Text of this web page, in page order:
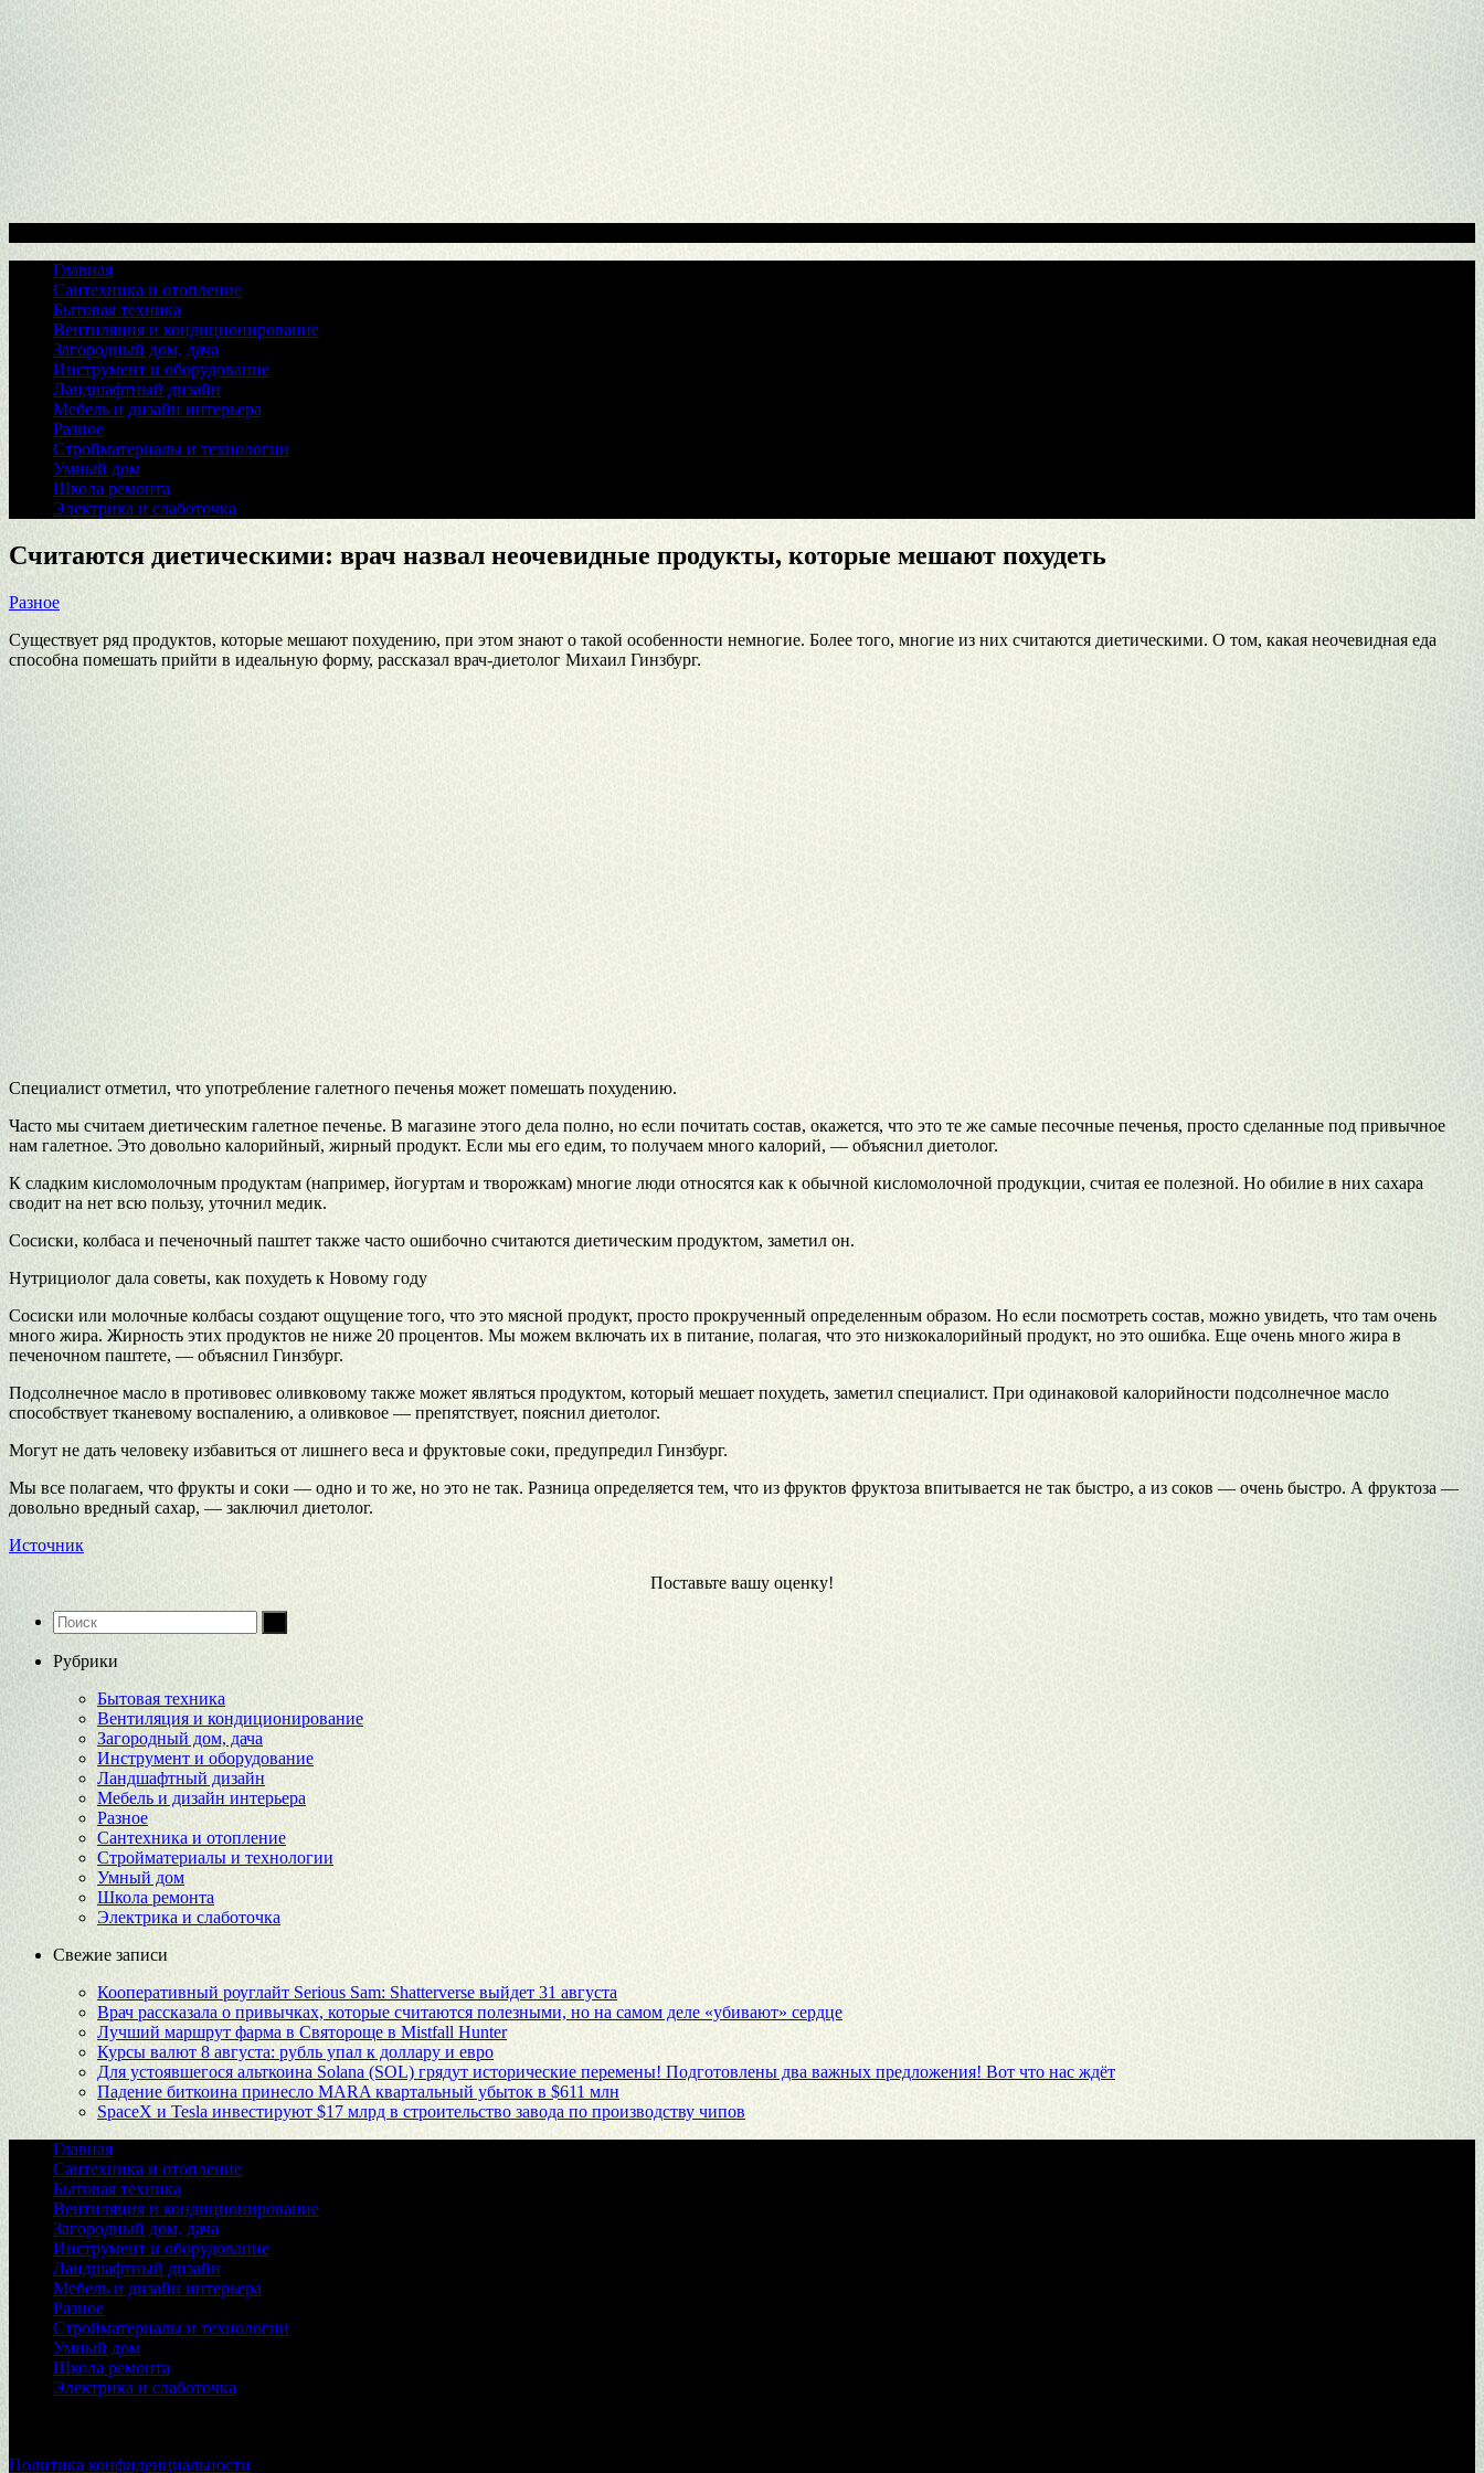
Главная
Сантехника и отопление
Бытовая техника
Вентиляция и кондиционирование
Загородный дом, дача
Инструмент и оборудование
Ландшафтный дизайн
Мебель и дизайн интерьера
Разное
Стройматериалы и технологии
Умный дом
Школа ремонта
Электрика и слаботочка
Считаются диетическими: врач назвал неочевидные продукты, которые мешают похудеть
Разное
Существует ряд продуктов, которые мешают похудению, при этом знают о такой особенности немногие. Более того, многие из них считаются диетическими. О том, какая неочевидная еда
способна помешать прийти в идеальную форму, рассказал врач-диетолог Михаил Гинзбург.
Специалист отметил, что употребление галетного печенья может помешать похудению.
Часто мы считаем диетическим галетное печенье. В магазине этого дела полно, но если почитать состав, окажется, что это те же самые песочные печенья, просто сделанные под привычное
нам галетное. Это довольно калорийный, жирный продукт. Если мы его едим, то получаем много калорий, — объяснил диетолог.
К сладким кисломолочным продуктам (например, йогуртам и творожкам) многие люди относятся как к обычной кисломолочной продукции, считая ее полезной. Но обилие в них сахара
сводит на нет всю пользу, уточнил медик.
Сосиски, колбаса и печеночный паштет также часто ошибочно считаются диетическим продуктом, заметил он.
Нутрициолог дала советы, как похудеть к Новому году
Сосиски или молочные колбасы создают ощущение того, что это мясной продукт, просто прокрученный определенным образом. Но если посмотреть состав, можно увидеть, что там очень
много жира. Жирность этих продуктов не ниже 20 процентов. Мы можем включать их в питание, полагая, что это низкокалорийный продукт, но это ошибка. Еще очень много жира в
печеночном паштете, — объяснил Гинзбург.
Подсолнечное масло в противовес оливковому также может являться продуктом, который мешает похудеть, заметил специалист. При одинаковой калорийности подсолнечное масло
способствует тканевому воспалению, а оливковое — препятствует, пояснил диетолог.
Могут не дать человеку избавиться от лишнего веса и фруктовые соки, предупредил Гинзбург.
Мы все полагаем, что фрукты и соки — одно и то же, но это не так. Разница определяется тем, что из фруктов фруктоза впитывается не так быстро, а из соков — очень быстро. А фруктоза —
довольно вредный сахар, — заключил диетолог.
Источник
Поставьте вашу оценку!
Рубрики
Бытовая техника
Вентиляция и кондиционирование
Загородный дом, дача
Инструмент и оборудование
Ландшафтный дизайн
Мебель и дизайн интерьера
Разное
Сантехника и отопление
Стройматериалы и технологии
Умный дом
Школа ремонта
Электрика и слаботочка
Свежие записи
Кооперативный роуглайт Serious Sam: Shatterverse выйдет 31 августа
Врач рассказала о привычках, которые считаются полезными, но на самом деле «убивают» сердце
Лучший маршрут фарма в Святороще в Mistfall Hunter
Курсы валют 8 августа: рубль упал к доллару и евро
Для устоявшегося альткоина Solana (SOL) грядут исторические перемены! Подготовлены два важных предложения! Вот что нас ждёт
Падение биткоина принесло MARA квартальный убыток в $611 млн
SpaceX и Tesla инвестируют $17 млрд в строительство завода по производству чипов
Главная
Сантехника и отопление
Бытовая техника
Вентиляция и кондиционирование
Загородный дом, дача
Инструмент и оборудование
Ландшафтный дизайн
Мебель и дизайн интерьера
Разное
Стройматериалы и технологии
Умный дом
Школа ремонта
Электрика и слаботочка
Политика конфиденциальности